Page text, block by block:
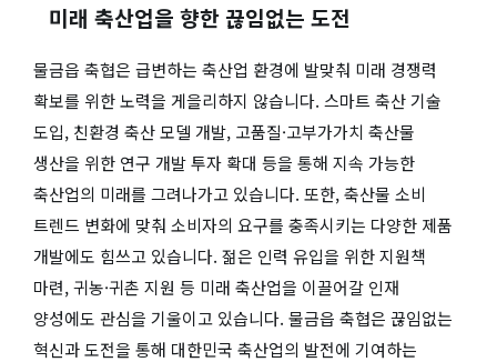
미래 축산업을 향한 끊임없는 도전
물금읍 축협은 급변하는 축산업 환경에 발맞춰 미래 경쟁력
확보를 위한 노력을 게을리하지 않습니다. 스마트 축산 기술
도입, 친환경 축산 모델 개발, 고품질·고부가가치 축산물
생산을 위한 연구 개발 투자 확대 등을 통해 지속 가능한
축산업의 미래를 그려나가고 있습니다. 또한, 축산물 소비
트렌드 변화에 맞춰 소비자의 요구를 충족시키는 다양한 제품
개발에도 힘쓰고 있습니다. 젊은 인력 유입을 위한 지원책
마련, 귀농·귀촌 지원 등 미래 축산업을 이끌어갈 인재
양성에도 관심을 기울이고 있습니다. 물금읍 축협은 끊임없는
혁신과 도전을 통해 대한민국 축산업의 발전에 기여하는